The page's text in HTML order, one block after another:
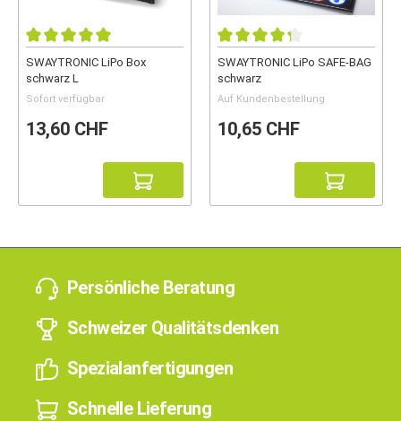
SWAYTRONIC LiPo Box
schwarz L
Sofort verfügbar
13,60 CHF
SWAYTRONIC LiPo SAFE-BAG
schwarz
Auf Kundenbestellung
10,65 CHF
Persönliche Beratung
Schweizer Qualitätsdenken
Spezialanfertigungen
Schnelle Lieferung